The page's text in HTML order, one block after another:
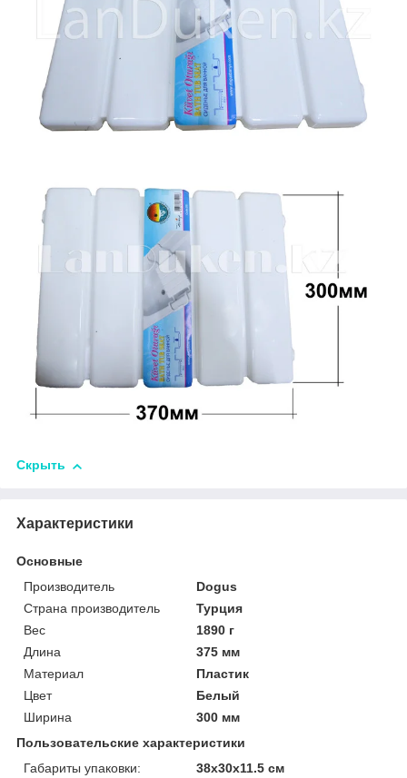
Скрыть
Характеристики
Основные
Производитель
Dogus
Страна производитель
Турция
Вес
1890 г
Длина
375 мм
Материал
Пластик
Цвет
Белый
Ширина
300 мм
Пользовательские характеристики
Габариты упаковки:
38x30x11.5 см